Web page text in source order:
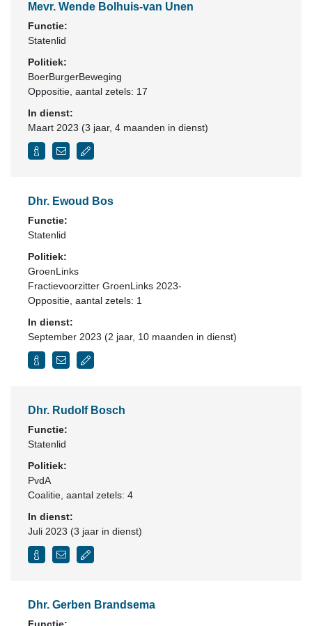
Mevr. Wende Bolhuis-van Unen
Functie:
Statenlid
Politiek:
BoerBurgerBeweging
Oppositie , aantal zetels: 17
In dienst:
Maart 2023 (3 jaar, 4 maanden in dienst)
Dhr. Ewoud Bos
Functie:
Statenlid
Politiek:
GroenLinks
Fractievoorzitter GroenLinks 2023-
Oppositie , aantal zetels: 1
In dienst:
September 2023 (2 jaar, 10 maanden in dienst)
Dhr. Rudolf Bosch
Functie:
Statenlid
Politiek:
PvdA
Coalitie , aantal zetels: 4
In dienst:
Juli 2023 (3 jaar in dienst)
Dhr. Gerben Brandsema